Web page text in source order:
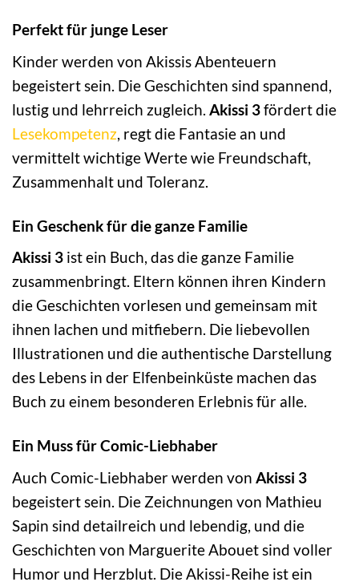
Perfekt für junge Leser
Kinder werden von Akissis Abenteuern
begeistert sein. Die Geschichten sind spannend,
lustig und lehrreich zugleich. Akissi 3fördert die
Lesekompetenz , regt die Fantasie an und
vermittelt wichtige Werte wie Freundschaft,
Zusammenhalt und Toleranz.
Ein Geschenk für die ganze Familie
Akissi 3 ist ein Buch, das die ganze Familie
zusammenbringt. Eltern können ihren Kindern
die Geschichten vorlesen und gemeinsam mit
ihnen lachen und mitfiebern. Die liebevollen
Illustrationen und die authentische Darstellung
des Lebens in der Elfenbeinküste machen das
Buch zu einem besonderen Erlebnis für alle.
Ein Muss für Comic-Liebhaber
Auch Comic-Liebhaber werden von Akissi 3
begeistert sein. Die Zeichnungen von Mathieu
Sapin sind detailreich und lebendig, und die
Geschichten von Marguerite Abouet sind voller
Humor und Herzblut. Die Akissi-Reihe ist ein